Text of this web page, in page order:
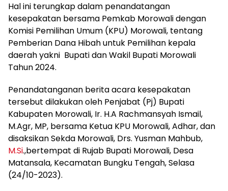
Hal ini terungkap dalam penandatangan
kesepakatan bersama Pemkab Morowali dengan
Komisi Pemilihan Umum (KPU) Morowali, tentang
Pemberian Dana Hibah untuk Pemilihan kepala
daerah yakni Bupati dan Wakil Bupati Morowali
Tahun 2024.
Penandatanganan berita acara kesepakatan
tersebut dilakukan oleh Penjabat (Pj) Bupati
Kabupaten Morowali, Ir. H.A Rachmansyah Ismail,
M.Agr, MP, bersama Ketua KPU Morowali, Adhar, dan
disaksikan Sekda Morowali, Drs. Yusman Mahbub,
M.Si.,bertempat di Rujab Bupati Morowali, Desa
Matansala, Kecamatan Bungku Tengah, Selasa
(24/10-2023).